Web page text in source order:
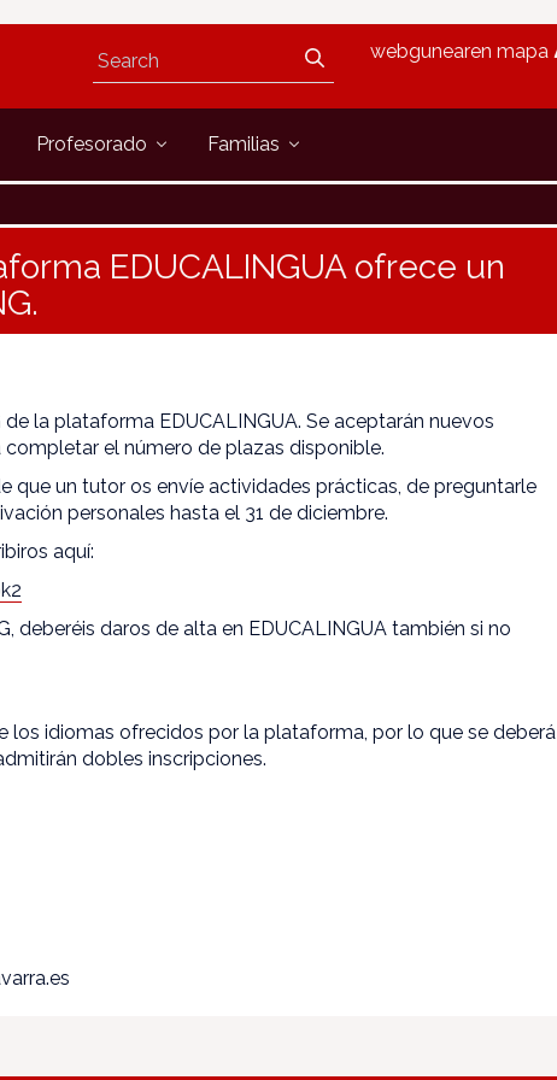
webgunearen mapa
Profesorado Familias
EDUCALINGUA ofrece un
la plataforma EDUCALINGUA. Se aceptarán nuevos
el número de plazas disponible.
que un tutor os envíe actividades prácticas, de preguntarle
personales hasta el 31 de diciembre.
aquí:
deberéis daros de alta en EDUCALINGUA también si no
los idiomas ofrecidos por la plataforma, por lo que se deberá
dobles inscripciones.